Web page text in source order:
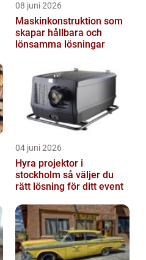
08 juni 2026
Maskinkonstruktion som
skapar hållbara och
lönsamma lösningar
04 juni 2026
Hyra projektor i
stockholm så väljer du
rätt lösning för ditt event